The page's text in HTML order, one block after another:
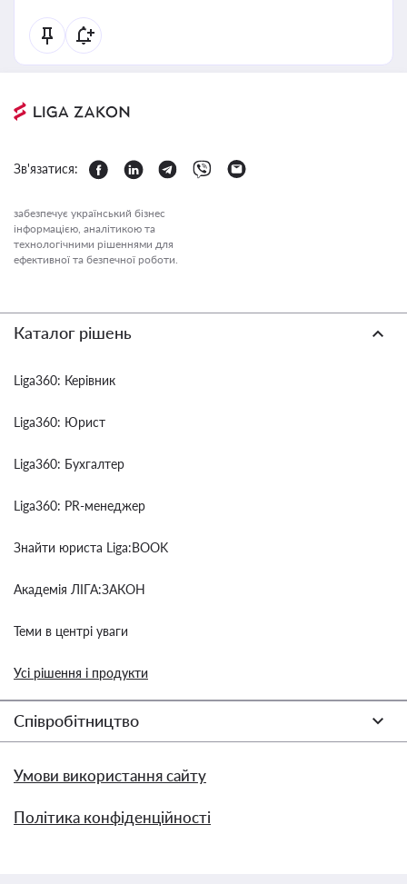
Зв'язатися:
забезпечує український бізнес
інформацією, аналітикою та
технологічними рішеннями для
ефективної та безпечної роботи.
Каталог рішень
Liga360: Керівник
Liga360: Юрист
Liga360: Бухгалтер
Liga360: PR-менеджер
Знайти юриста Liga:BOOK
Академія ЛІГА:ЗАКОН
Теми в центрі уваги
Усі рішення і продукти
Співробітництво
Умови використання сайту
Політика конфіденційності